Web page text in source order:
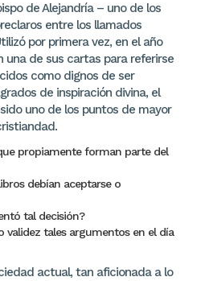
de Alejandría – uno de los
entre los llamados
por primera vez, en el año
una de sus cartas para referirse
como dignos de ser
de inspiración divina, el
uno de los puntos de mayor
propiamente forman parte del
debían aceptarse o
tal decisión?
validez tales argumentos en el día
actual, tan aficionada a lo